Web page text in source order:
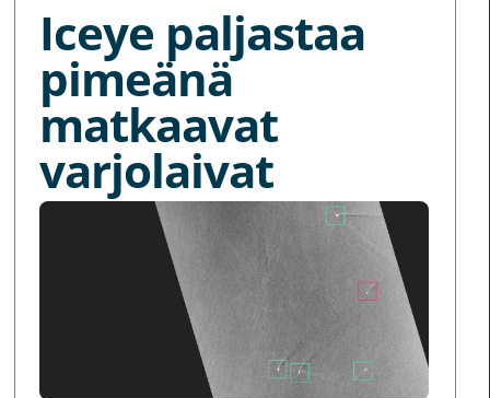
Iceye paljastaa
pimeänä
matkaavat
varjolaivat